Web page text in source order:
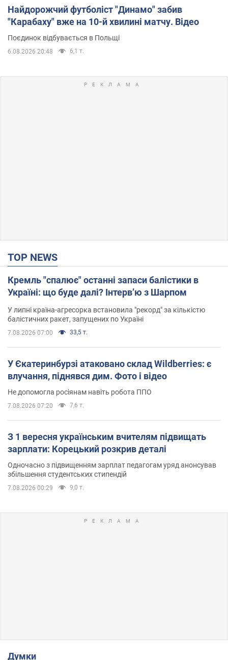
Найдорожчий футболіст "Динамо" забив
"Карабаху" вже на 10-й хвилині матчу. Відео
Поєдинок відбувається в Польщі
6.08.2026 20:48 6,1 т.
TOP NEWS
Кремль "спалює" останні запаси балістики в
Україні: що буде далі? Інтерв’ю з Шарпом
У липні країна-агресорка встановила "рекорд" за кількістю
балістичних ракет, запущених по Україні
7.08.2026 07:00 33,5 т.
У Єкатеринбурзі атаковано склад Wildberries: є
влучання, піднявся дим. Фото і відео
Не допомогла росіянам навіть робота ППО
7.08.2026 07:20 7,6 т.
З 1 вересня українським вчителям підвищать
зарплати: Корецький розкрив деталі
Одночасно з підвищенням зарплат педагогам уряд анонсував
збільшення студентських стипендій
7.08.2026 00:29 9,0 т.
Думки